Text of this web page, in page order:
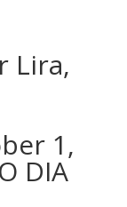
Lira,
1,
DIA